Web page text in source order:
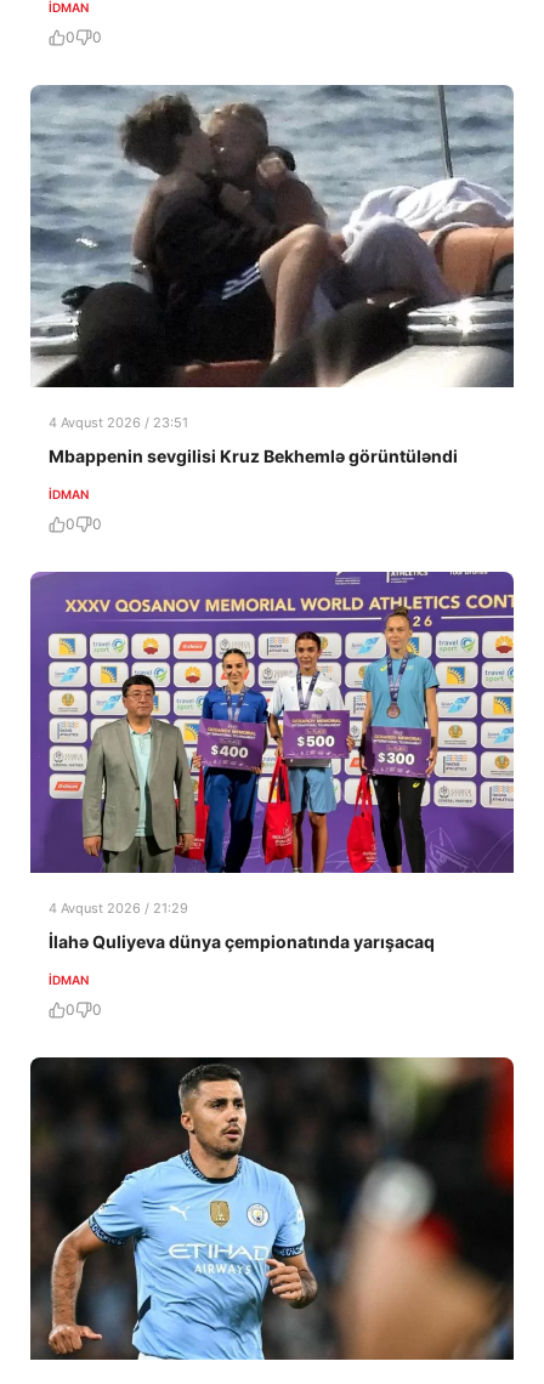
İDMAN
0 0
4 Avqust 2026 / 23:51
Mbappenin sevgilisi Kruz Bekhemlə görüntüləndi
İDMAN
0 0
4 Avqust 2026 / 21:29
İlahə Quliyeva dünya çempionatında yarışacaq
İDMAN
0 0